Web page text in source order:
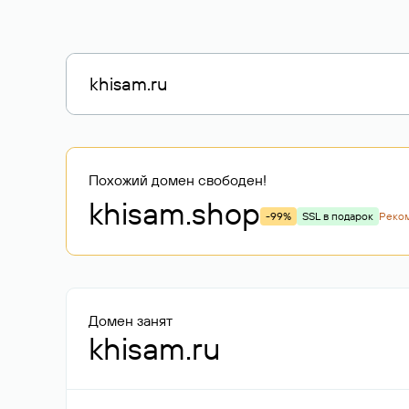
Похожий домен свободен!
khisam.shop -99% SSL в подарок
Домен занят
khisam.ru